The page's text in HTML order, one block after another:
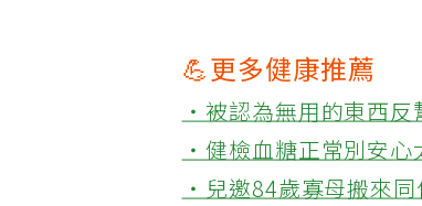
💪更多健康推薦
‧被認為無用的東西反
‧健檢血糖正常別安心